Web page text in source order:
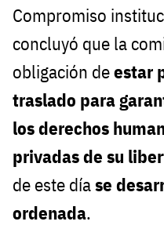
Compromiso
concluyó que la
obligación deestar
traslado para
los derechos
privadas de su
de este díase
ordenada.